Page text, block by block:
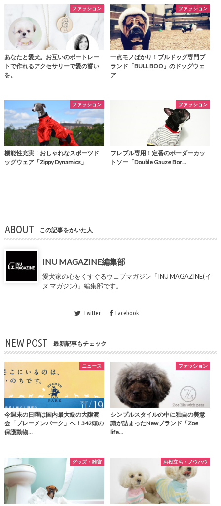
ファッション
あなたと愛犬。お互いのポートレー
トで作れるアクセサリーで愛の誓い
を。
ファッション
一点モノばかり！ブルドッグ専門ブ
ランド「BULL BOO」のドッグウェ
ア
ファッション
機能性充実！おしゃれなスポーツド
ッグウェア「Zippy Dynamics」
ファッション
フレブル専用！定番のボーダーカッ
トソー「Double Gauze Bor…
ABOUT この記事をかいた人
INU MAGAZINE編集部
愛犬家の心をくすぐるウェブマガジン「INU MAGAZINE(イ
ヌ マガジン)」編集部です。
Twitter Facebook
NEW POST 最新記事もチェック
ニュース
今週末の日曜は国内最大級の大譲渡
会「ブレーメンパーク」へ！342頭の
保護動物…
ファッション
シンプルスタイルの中に独自の美意
識が詰まったNewブランド「Zoe
life…
グッズ・雑貨 お役立ち・ノウハウ